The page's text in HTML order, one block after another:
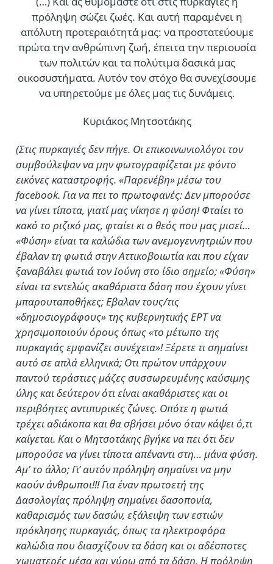
πρόληψη σώζει ζωές. Και αυτή παραμένει η
απόλυτη προτεραιότητά μας: να προστατεύουμε
πρώτα την ανθρώπινη ζωή, έπειτα την περιουσία
των πολιτών και τα πολύτιμα δασικά μας
οικοσυστήματα. Αυτόν τον στόχο θα συνεχίσουμε
να υπηρετούμε με όλες μας τις δυνάμεις.
Κυριάκος Μητσοτάκης
(Στις πυρκαγιές δεν πήγε. Οι επικοινωνιολόγοι τον
συμβούλεψαν να μην φωτογραφίζεται με φόντο
εικόνες καταστροφής. «Παρενέβη» μέσω του
facebook. Για να πει το πρωτοφανές: Δεν μπορούσε
να γίνει τίποτα, γιατί μας νίκησε η φύση! Φταίει το
κακό το ριζικό μας, φταίει κι ο θεός που μας μισεί…
«Φύση» είναι τα καλώδια των ανεμογεννητριών που
έβαλαν τη φωτιά στην Αττικοβοιωτία και που είχαν
ξαναβάλει φωτιά τον Ιούνη στο ίδιο σημείο; «Φύση»
είναι τα εντελώς ακαθάριστα δάση που έχουν γίνει
μπαρουταποθήκες; Εβαλαν τους/τις
«δημοσιογράφους» της κυβερνητικής ΕΡΤ να
χρησιμοποιούν όρους όπως «το μέτωπο της
πυρκαγιάς εμφανίζει συνέχεια»! Ξέρετε τι σημαίνει
αυτό σε απλά ελληνικά; Οτι πρώτον υπάρχουν
παντού τεράστιες μάζες συσσωρευμένης καύσιμης
ύλης και δεύτερον ότι είναι ακαθάριστες και οι
περιβόητες αντιπυρικές ζώνες. Οπότε η φωτιά
τρέχει αδιάκοπα και θα σβήσει μόνο όταν κάψει ό,τι
καίγεται. Και ο Μητσοτάκης βγήκε να πει ότι δεν
μπορούσε να γίνει τίποτα απέναντι στη… μάνα φύση.
Αμ’ το άλλο; Γι’ αυτόν πρόληψη σημαίνει να μην
καούν άνθρωποι!!! Για έναν πρωτοετή της
Δασολογίας πρόληψη σημαίνει δασοπονία,
καθαρισμός των δασών, εξάλειψη των εστιών
πρόκλησης πυρκαγιάς, όπως τα ηλεκτροφόρα
καλώδια που διασχίζουν τα δάση και οι αδέσποτες
χωματερές μέσα και γύρω από τα δάση. Η πρόληψη